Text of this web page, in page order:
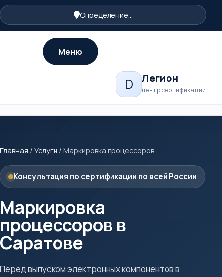
Определение...
D Легион
центр сертификации
Меню
Главная / Услуги / Маркировка процессоров
Консультация по сертификации по всей России
Маркировка
процессоров в
Саратове
Перед выпуском электронных компонентов в